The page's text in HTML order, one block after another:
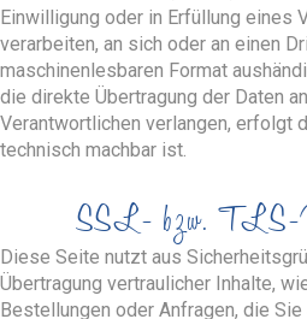
Einwilligung oder in Erfüllung eines
verarbeiten, an sich oder an einen
maschinenlesbaren Format
die direkte Übertragung der Daten
Verantwortlichen verlangen, erfolgt
technisch machbar ist.
SSL- bzw. TLS-
Diese Seite nutzt aus
Übertragung vertraulicher Inhalte,
Bestellungen oder Anfragen, die